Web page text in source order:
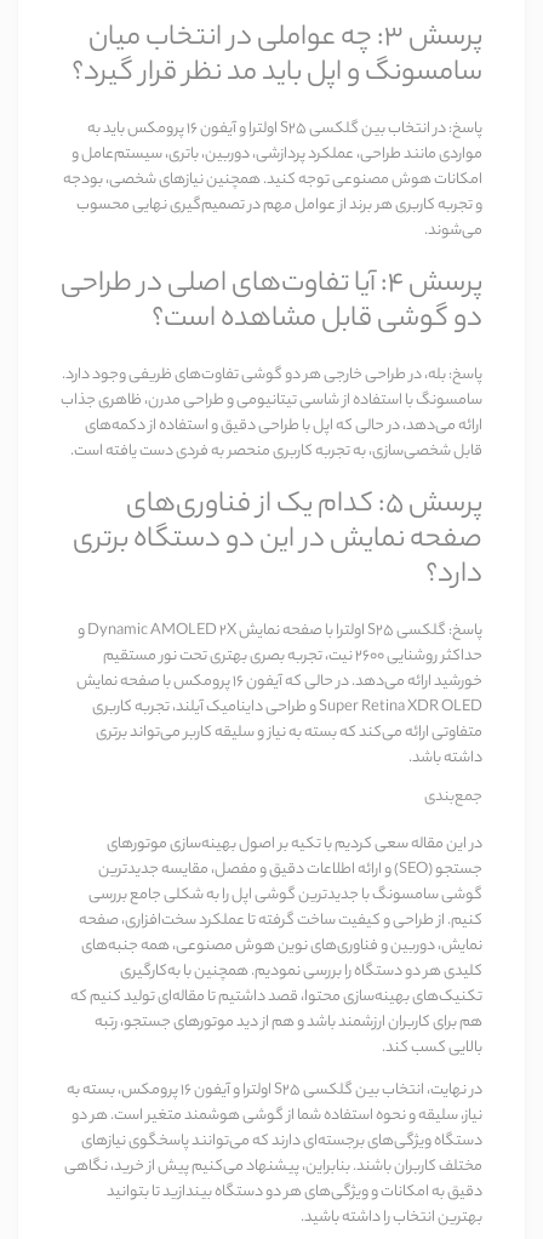
پرسش ۳: چه عواملی در انتخاب میان
سامسونگ و اپل باید مد نظر قرار گیرد؟
پاسخ:
در انتخاب بین گلکسی S25 اولترا و آیفون 16 پرومکس باید به
مواردی مانند طراحی، عملکرد پردازشی، دوربین، باتری، سیستم‌عامل و
امکانات هوش مصنوعی توجه کنید. همچنین نیازهای شخصی، بودجه
و تجربه کاربری هر برند از عوامل مهم در تصمیم‌گیری نهایی محسوب
می‌شوند.
پرسش ۴: آیا تفاوت‌های اصلی در طراحی
دو گوشی قابل مشاهده است؟
پاسخ:بله، در طراحی خارجی هر دو گوشی تفاوت‌های ظریفی وجود دارد.
سامسونگ با استفاده از شاسی تیتانیومی و طراحی مدرن، ظاهری جذاب
ارائه می‌دهد، در حالی که اپل با طراحی دقیق و استفاده از دکمه‌های
قابل شخصی‌سازی، به تجربه کاربری منحصر به فردی دست یافته است.
پرسش ۵: کدام یک از فناوری‌های
صفحه نمایش در این دو دستگاه برتری
دارد؟
پاسخ:
گلکسی S25 اولترا با صفحه نمایش Dynamic AMOLED 2X و
حداکثر روشنایی ۲۶۰۰ نیت، تجربه بصری بهتری تحت نور مستقیم
خورشید ارائه می‌دهد. در حالی که آیفون 16 پرومکس با صفحه نمایش
Super Retina XDR OLED و طراحی داینامیک آیلند، تجربه کاربری
متفاوتی ارائه می‌کند که بسته به نیاز و سلیقه کاربر می‌تواند برتری
داشته باشد.
جمع‌بندی
در این مقاله سعی کردیم با تکیه بر اصول بهینه‌سازی موتورهای
جستجو (SEO) و ارائه اطلاعات دقیق و مفصل،
مقایسه جدیدترین
گوشی سامسونگ با جدیدترین گوشی اپلرا به شکلی جامع بررسی
کنیم. از طراحی و کیفیت ساخت گرفته تا عملکرد سخت‌افزاری، صفحه
نمایش، دوربین و فناوری‌های نوین هوش مصنوعی، همه جنبه‌های
کلیدی هر دو دستگاه را بررسی نمودیم. همچنین با به‌کارگیری
تکنیک‌های بهینه‌سازی محتوا، قصد داشتیم تا مقاله‌ای تولید کنیم که
هم برای کاربران ارزشمند باشد و هم از دید موتورهای جستجو، رتبه
بالایی کسب کند.
در نهایت، انتخاب بین گلکسی S25 اولترا و آیفون 16 پرومکس، بسته به
نیاز، سلیقه و نحوه استفاده شما از گوشی هوشمند متغیر است. هر دو
دستگاه ویژگی‌های برجسته‌ای دارند که می‌توانند پاسخگوی نیازهای
مختلف کاربران باشند. بنابراین، پیشنهاد می‌کنیم پیش از خرید، نگاهی
دقیق به امکانات و ویژگی‌های هر دو دستگاه بیندازید تا بتوانید
بهترین انتخاب را داشته باشید.